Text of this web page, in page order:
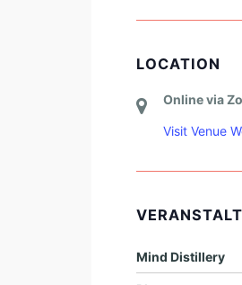
LOCATION
Online via
Visit Venue
Mind Distillery